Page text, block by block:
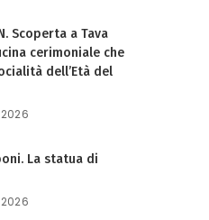
Scoperta a Tava
cerimoniale che
dell’Età del
La statua di